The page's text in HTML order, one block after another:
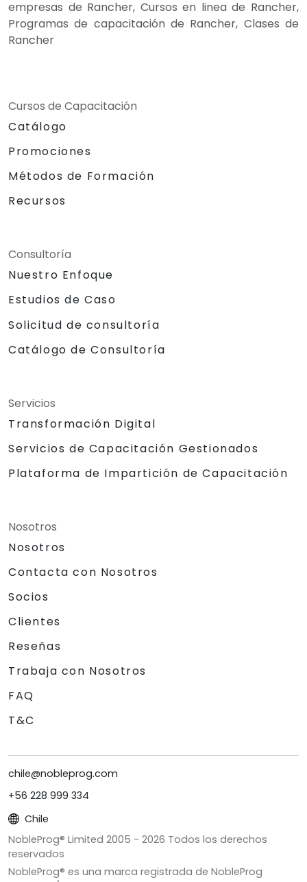
empresas de Rancher, Cursos en linea de Rancher,
Programas de capacitación de Rancher, Clases de
Rancher
Cursos de Capacitación
Catálogo
Promociones
Métodos de Formación
Recursos
Consultoría
Nuestro Enfoque
Estudios de Caso
Solicitud de consultoría
Catálogo de Consultoría
Servicios
Transformación Digital
Servicios de Capacitación Gestionados
Plataforma de Impartición de Capacitación
Nosotros
Nosotros
Contacta con Nosotros
Socios
Clientes
Reseñas
Trabaja con Nosotros
FAQ
T&C
chile@nobleprog.com
+56 228 999 334
Chile
NobleProg® Limited 2005 - 2026 Todos los derechos
reservados
NobleProg® es una marca registrada de NobleProg